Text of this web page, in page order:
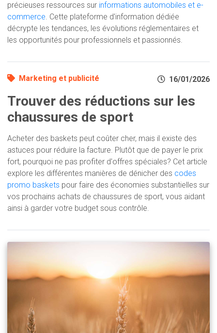
précieuses ressources sur informations automobiles et e-
commerce. Cette plateforme d'information dédiée
décrypte les tendances, les évolutions réglementaires et
les opportunités pour professionnels et passionnés.
Marketing et publicité 16/01/2026
Trouver des réductions sur les
chaussures de sport
Acheter des baskets peut coûter cher, mais il existe des
astuces pour réduire la facture. Plutôt que de payer le prix
fort, pourquoi ne pas profiter d'offres spéciales? Cet article
explore les différentes manières de dénicher des codes
promo baskets pour faire des économies substantielles sur
vos prochains achats de chaussures de sport, vous aidant
ainsi à garder votre budget sous contrôle.